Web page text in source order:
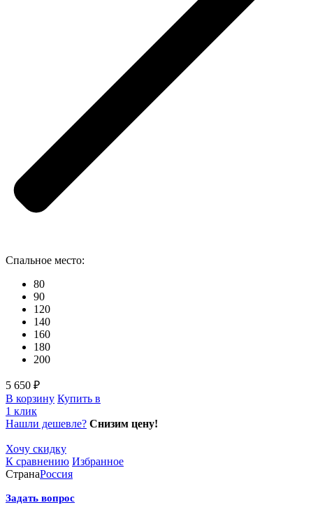
Спальное место:
80
90
120
140
160
180
200
5 650 ₽
В корзину Купить в
1 клик
Нашли дешевле? Снизим цену!
Хочу скидку
К сравнению Избранное
СтранаРоссия
Задать вопрос